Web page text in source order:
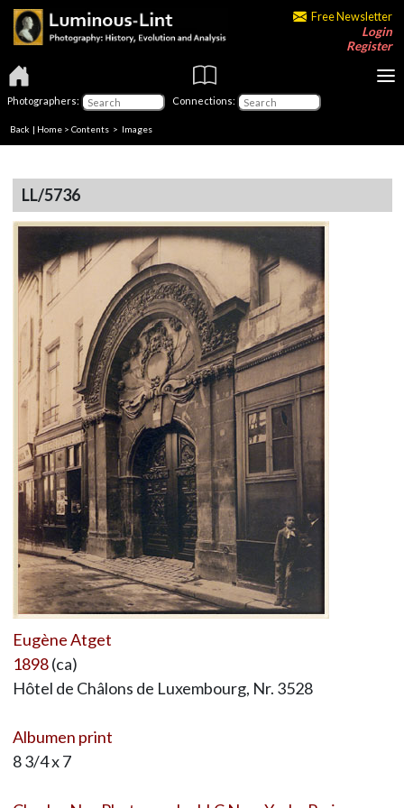
Free Newsletter
Login
Register
Photographers: Connections:
Back | Home > Contents > Images
LL/5736
Eugène Atget
1898(ca)
Hôtel de Châlons de Luxembourg, Nr. 3528
Albumen print
8 3/4 x 7